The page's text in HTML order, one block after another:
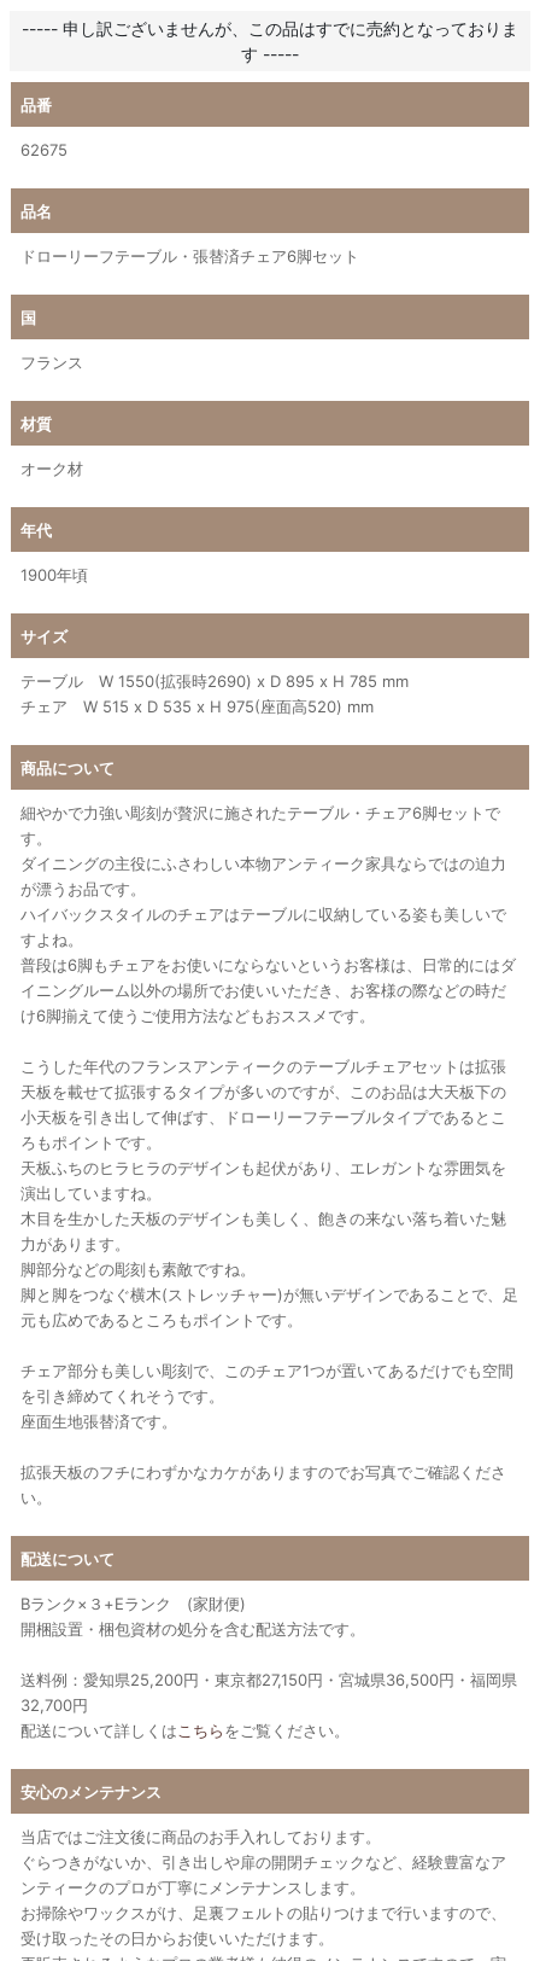
----- 申し訳ございませんが、この品はすでに売約となっておりま
す -----
品番
62675
品名
ドローリーフテーブル・張替済チェア6脚セット
国
フランス
材質
オーク材
年代
1900年頃
サイズ
テーブル W 1550(拡張時2690) x D 895 x H 785 mm
チェア W 515 x D 535 x H 975(座面高520) mm
商品について
細やかで力強い彫刻が贅沢に施されたテーブル・チェア6脚セットで
す。
ダイニングの主役にふさわしい本物アンティーク家具ならではの迫力
が漂うお品です。
ハイバックスタイルのチェアはテーブルに収納している姿も美しいで
すよね。
普段は6脚もチェアをお使いにならないというお客様は、日常的にはダ
イニングルーム以外の場所でお使いいただき、お客様の際などの時だ
け6脚揃えて使うご使用方法などもおススメです。
こうした年代のフランスアンティークのテーブルチェアセットは拡張
天板を載せて拡張するタイプが多いのですが、このお品は大天板下の
小天板を引き出して伸ばす、ドローリーフテーブルタイプであるとこ
ろもポイントです。
天板ふちのヒラヒラのデザインも起伏があり、エレガントな雰囲気を
演出していますね。
木目を生かした天板のデザインも美しく、飽きの来ない落ち着いた魅
力があります。
脚部分などの彫刻も素敵ですね。
脚と脚をつなぐ横木(ストレッチャー)が無いデザインであることで、足
元も広めであるところもポイントです。
チェア部分も美しい彫刻で、このチェア1つが置いてあるだけでも空間
を引き締めてくれそうです。
座面生地張替済です。
拡張天板のフチにわずかなカケがありますのでお写真でご確認くださ
い。
配送について
Bランク×３+Eランク (家財便)
開梱設置・梱包資材の処分を含む配送方法です。
送料例：愛知県25,200円・東京都27,150円・宮城県36,500円・福岡県
32,700円
配送について詳しくは こちらをご覧ください。
安心のメンテナンス
当店ではご注文後に商品のお手入れしております。
ぐらつきがないか、引き出しや扉の開閉チェックなど、経験豊富なア
ンティークのプロが丁寧にメンテナンスします。
お掃除やワックスがけ、足裏フェルトの貼りつけまで行いますので、
受け取ったその日からお使いいただけます。